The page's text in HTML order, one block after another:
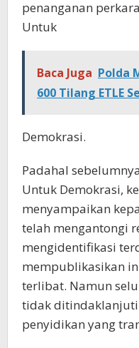
penanganan
Untuk
Baca Juga Polda
600 Tilang ETLE
Demokrasi.
Padahal
Untuk Demokrasi,
menyampaikan
telah mengantongi
mengidentifikasi
mempublikasikan
terlibat. Namun
tidak ditindaklanjuti
penyidikan yang